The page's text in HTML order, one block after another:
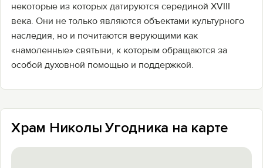
некоторые из которых датируются серединой XVIII
века. Они не только являются объектами культурного
наследия, но и почитаются верующими как
«намоленные» святыни, к которым обращаются за
особой духовной помощью и поддержкой.
Храм Николы Угодника на карте